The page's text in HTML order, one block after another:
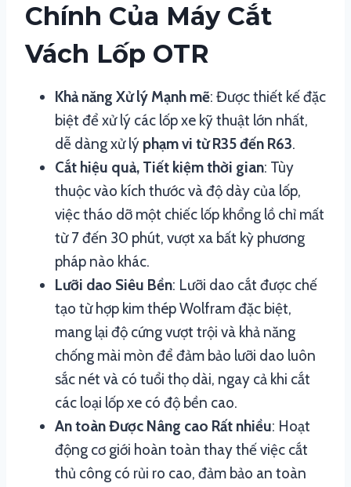
Chính Của Máy Cắt
Vách Lốp OTR
Khả năng Xử lý Mạnh mẽ: Được thiết kế đặc
biệt để xử lý các lốp xe kỹ thuật lớn nhất,
dễ dàng xử lý phạm vi từ R35 đến R63.
Cắt hiệu quả, Tiết kiệm thời gian: Tùy
thuộc vào kích thước và độ dày của lốp,
việc tháo dỡ một chiếc lốp khổng lồ chỉ mất
từ 7 đến 30 phút, vượt xa bất kỳ phương
pháp nào khác.
Lưỡi dao Siêu Bền: Lưỡi dao cắt được chế
tạo từ hợp kim thép Wolfram đặc biệt,
mang lại độ cứng vượt trội và khả năng
chống mài mòn để đảm bảo lưỡi dao luôn
sắc nét và có tuổi thọ dài, ngay cả khi cắt
các loại lốp xe có độ bền cao.
An toàn Được Nâng cao Rất nhiều: Hoạt
động cơ giới hoàn toàn thay thế việc cắt
thủ công có rủi ro cao, đảm bảo an toàn